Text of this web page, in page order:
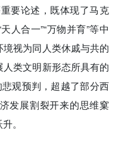
要论述，既体现了马克
人合一”“万物并育”等中
视为同人类休戚与共的
类文明新形态所具有的
观预判，超越了部分西
发展割裂开来的思维窠
。